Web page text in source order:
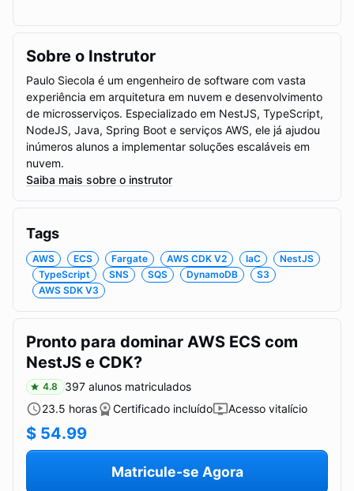
Sobre o Instrutor
Paulo Siecola é um engenheiro de software com vasta
experiência em arquitetura em nuvem e desenvolvimento
de microsserviços. Especializado em NestJS, TypeScript,
NodeJS, Java, Spring Boot e serviços AWS, ele já ajudou
inúmeros alunos a implementar soluções escaláveis em
nuvem.
Saiba mais sobre o instrutor
Tags
AWS ECS Fargate AWS CDK V2 IaC
NestJS
TypeScript
SNS SQS DynamoDB
S3
AWS SDK V3
Pronto para dominar AWS ECS com
NestJS e CDK?
4.8 397 alunos matriculados
23.5 horas Certificado incluído Acesso vitalício
$ 54.99
Matricule-se Agora